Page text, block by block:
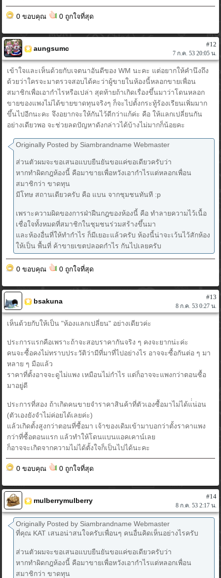
0 ขอบคุณ 0 ถูกใจที่สุด
aungsumc
#12
7 ก.ค. 53 20:05 น.
เข้าใจและเห็นด้วยกับเจตนาอันดีของ WM นะคะ แต่อยากให้คำนึงถึง
ด้วยว่าใครจะมาตรวจสอบได้คะว่าผู้ขายในห้องนี้หลอกขายเพื่อน
สมาชิกเพื่อเอากำไรหรือเปล่า สุดท้ายถ้าเกิดเรื่องขึ้นมาว่าโดนหลอก
ขายของแพงไม่ได้ขายขาดทุนจริงๆ ก็จะไปตั้งกระทู้ร้องเรียนเพิ่มมาก
ขึ้นไปอีกนะคะ จึงอยากจะให้กันไว้ดีกว่าแก้ค่ะ คือ ให้แลกเปลี่ยนกัน
อย่างเดียวพอ จะช่วยลดปัญหาดังกล่าวได้บ้างไม่มากก็น้อยคะ
Originally Posted by Siambrandname Webmaster
ส่วนตัวผมจะขอเสนอแบบยืนยันขอแค่ขอเดียวครับว่า
หากทำผิดกฎห้องนี้ คือมาขายเพื่อหวังเอากำไรแต่หลอกเพื่อน
สมาชิกว่า ขาดทุน
มีโทษ สถานเดียวครับ คือ แบน จากชุมชนทันที :p
เพราะความผิดของการฝ่าฝืนกฎของห้องนี้ คือ ทำลายความไว้เนื้อ
เชื่อใจทั้งหมดที่สมาชิกในชุมชนร่วมสร้างขึ้นมา
และห้องอื่นที่ให้ทำกำไร ก็มีเยอะแล้วครับ ห้องนี้น่าจะเว้นไว้สักห้อง
ให้เป็น พื้นที่ ค้าขายเขตปลอดกำไร กันไปเลยครับ
0 ขอบคุณ 0 ถูกใจที่สุด
bsakuna
#13
8 ก.ค. 53 0:27 น.
เห็นด้วยกับให้เป็น "ห้องแลกเปลี่ยน" อย่างเดียวค่ะ
ประการแรกคือเพราะถ้าจะสอบราคากันจริง ๆ คงจะยากน่ะค่ะ
คนจะซื้อคงไม่ทราบประวัติว่ามีที่มาที่ไปอย่างไร อาจจะซื้อกันต่อ ๆ มา
หลาย ๆ มือแล้ว
ราคาที่ตั้งอาจจะดูไม่แพง เหมือนไม่กำไร แต่ก็อาจจะแพงกว่าตอนซื้อ
มาอยู่ดี
ประการที่สอง ถ้าเกิดคนขายจำราคาสินค้าที่ตัวเองซื้อมาไม่ได้แ่่น่อน
(ตัวเองยังจำไม่ค่อยได้เลยค่ะ)
แล้วเกิดตั้งสูงกว่าตอนที่ซื้อมา เจ้าของเดิมเข้ามาบอกว่าตั้งราคาแพง
กว่าที่ซื้อตอนแรก แล้วทำให้โดนแบนแอคเคาน์เลย
ก็อาจจะเกิดจากความไม่ได้ตั้งใจก็เป็นไปได้นะคะ
0 ขอบคุณ 0 ถูกใจที่สุด
mulberrymulberry
#14
8 ก.ค. 53 2:17 น.
Originally Posted by Siambrandname Webmaster
ที่คุณ KAT เสนอน่าสนใจครับเพื่อนๆ คนอื่นคิดเห็นอย่างไรครับ
ส่วนตัวผมจะขอเสนอแบบยืนยันขอแค่ขอเดียวครับว่า
หากทำผิดกฎห้องนี้ คือมาขายเพื่อหวังเอากำไรแต่หลอกเพื่อน
สมาชิกว่า ขาดทุน